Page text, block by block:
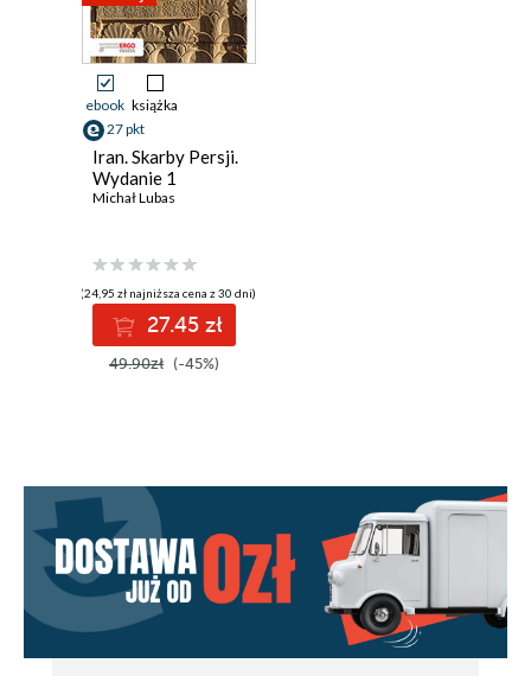
ebook książka
27 pkt
Iran. Skarby Persji.
Wydanie 1
Michał Lubas
(24,95 zł najniższa cena z 30 dni)
27.45 zł
49.90zł (-45%)